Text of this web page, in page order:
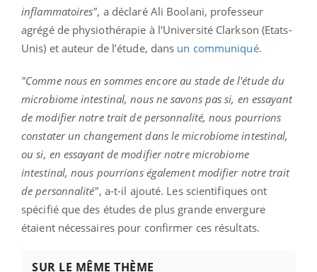
inflammatoires", a déclaré Ali Boolani, professeur
agrégé de physiothérapie à l'Université Clarkson (Etats-
Unis) et auteur de l’étude, dans un communiqué.
"Comme nous en sommes encore au stade de l'étude du
microbiome intestinal, nous ne savons pas si, en essayant
de modifier notre trait de personnalité, nous pourrions
constater un changement dans le microbiome intestinal,
ou si, en essayant de modifier notre microbiome
intestinal, nous pourrions également modifier notre trait
de personnalité", a-t-il ajouté. Les scientifiques ont
spécifié que des études de plus grande envergure
étaient nécessaires pour confirmer ces résultats.
SUR LE MÊME THÈME